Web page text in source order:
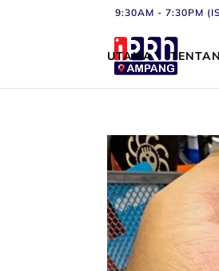
9:30AM - 7:30PM
UTAMA